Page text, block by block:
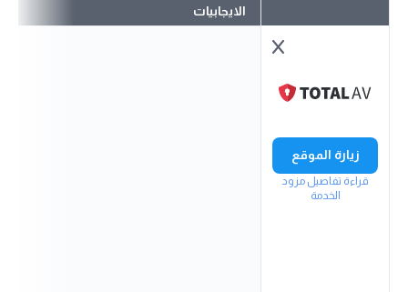
زيارة الموقع
قراءة تفاصيل مزود
الخدمة
الايجابيات